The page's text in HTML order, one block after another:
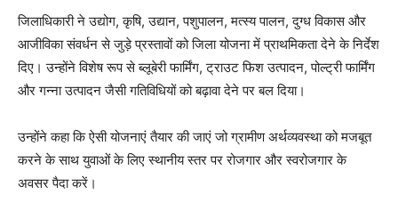
जिलाधिकारी ने उद्योग, कृषि, उद्यान, पशुपालन, मत्स्य पालन, दुग्ध विकास और
आजीविका संवर्धन से जुड़े प्रस्तावों को जिला योजना में प्राथमिकता देने के निर्देश
दिए। उन्होंने विशेष रूप से ब्लूबेरी फार्मिंग, ट्राउट फिश उत्पादन, पोल्ट्री फार्मिंग
और गन्ना उत्पादन जैसी गतिविधियों को बढ़ावा देने पर बल दिया।
उन्होंने कहा कि ऐसी योजनाएं तैयार की जाएं जो ग्रामीण अर्थव्यवस्था को मजबूत
करने के साथ युवाओं के लिए स्थानीय स्तर पर रोजगार और स्वरोजगार के
अवसर पैदा करें।